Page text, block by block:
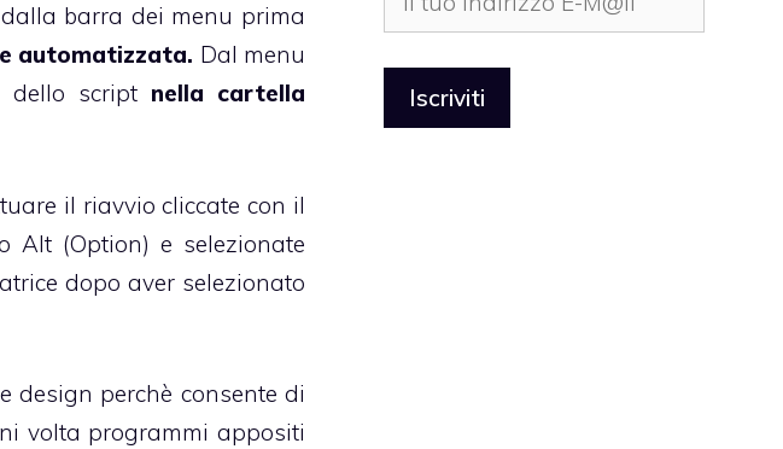
barra dei menu prima
automatizzata. Dal menu
dello script nella cartella
il riavvio cliccate con il
Alt (Option) e selezionate
dopo aver selezionato
perchè consente di
volta programmi appositi